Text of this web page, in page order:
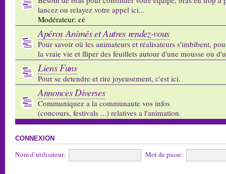
lancez ou relayez votre appel ici...
Modérateur: cé
Apéros Animés et Autres rendez-vous
Pour savoir où les animateurs et réalisateurs s'imbibent,
la vraie vie et fliper des feuillets autour d'une mousse ou
Liens Funs
Pour se detendre et rire joyeusement, c'est ici.
Annonces Diverses
Communiquez a la communaute vos infos
(concours, festivals ...) relatives a l'animation.
CONNEXION
Nom d’utilisateur: Mot de passe: